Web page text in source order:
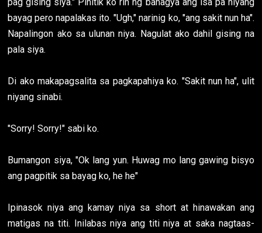
bayag pero napalakas ito. "Ugh," narinig ko, "ang sakit nun ha".
Napalingon ako sa ulunan niya. Nagulat ako dahil gising na
pala siya.
Di ako makapagsalita sa pagkapahiya ko. "Sakit nun ha", ulit
niyang sinabi.
"Sorry! Sorry!" sabi ko.
Bumangon siya, "Ok lang yun. Huwag mo lang gawing bisyo
ang pagpitik sa bayag ko, he he"
Ipinasok niya ang kamay niya sa short at hinawakan ang
matigas na titi. Inilabas niya ang titi niya at saka nagtaas-